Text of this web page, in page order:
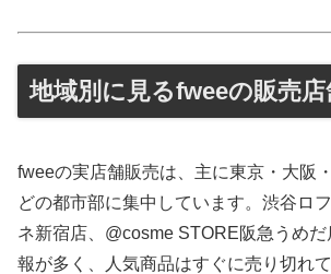
地域別に見るfweeの販売店
fweeの実店舗販売は、主に東京・大阪
どの都市部に集中しています。渋谷ロ
ネ新宿店、@cosme STORE阪急うめ
報が多く、人気商品はすぐに売り切れ